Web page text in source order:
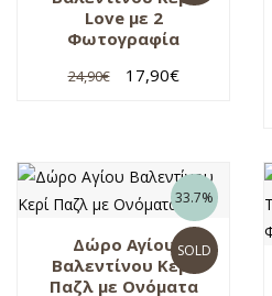
Love με 2
Φωτογραφία
24,90€ 17,90€
33.7%
SOLD
Δώρο Αγίου
Βαλεντίνου Κερί
Παζλ με Ονόματα